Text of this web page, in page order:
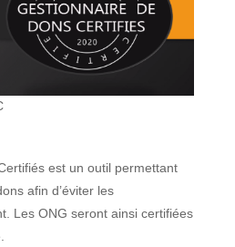
est un outil permettant
afin d’éviter les
Les ONG seront ainsi certifiées